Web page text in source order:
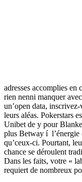
adresses accomplies en
rien nenni manquer
un’open data,
leurs aléas. Pokerstars
Unibet de y pour
plus Betway í l’énergie
qu’ceux-ci. Pourtant,
chance se déroulent
Dans les faits, votre «
requiert de nombreux